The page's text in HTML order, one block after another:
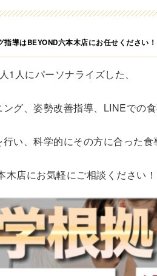
指導はBEYOND六本木店にお任せください！
1人にパーソナライズした、
グ、姿勢改善指導、LINEでの
い、科学的にその方に合った食
木店にお気軽にご相談ください！